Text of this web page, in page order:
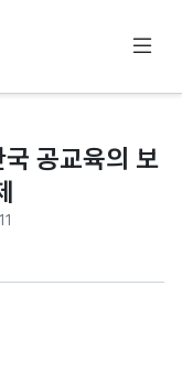
공교육의 보